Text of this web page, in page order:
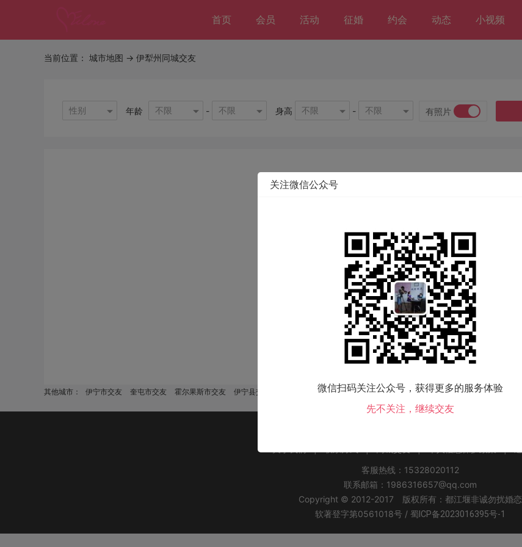
首页 会员 活动 征婚 约会 动态 小视频
当前位置： 城市地图 -> 伊犁州同城交友
性别 年龄 不限 - 不限 身高 不限 - 不限 有照片
该地区没有会员，换个城市试试！
其他城市： 伊宁市交友 奎屯市交友 霍尔果斯市交友 伊宁县交友 察布查尔锡伯县交友 霍城县交友 巩留县交友 新源县交友 昭苏县交友
客服热线：15328020112
联系邮箱：1986316657@qq.com
Copyright © 2012-2017 版权所有：都江堰非诚勿扰婚恋
软著登字第0561018号 / 蜀ICP备2023016395号-1
关注微信公众号
微信扫码关注公众号，获得更多的服务体验
先不关注，继续交友